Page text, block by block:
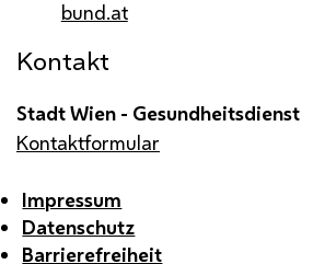
bund.at
Kontakt
Stadt Wien - Gesundheitsdienst
Kontaktformular
Impressum
Datenschutz
Barrierefreiheit